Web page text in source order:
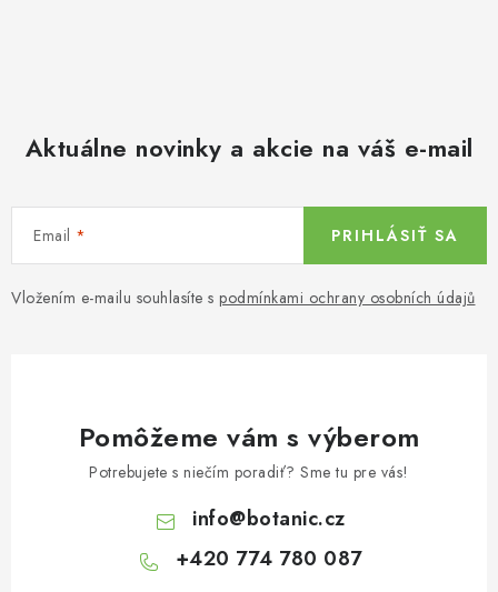
Aktuálne novinky a akcie na váš e-mail
Email
Vložením e-mailu souhlasíte s podmínkami ochrany osobních údajů
PRIHLÁSIŤ SA
Pomôžeme vám s výberom
Potrebujete s niečím poradiť? Sme tu pre vás!
info@botanic.cz
+420 774 780 087